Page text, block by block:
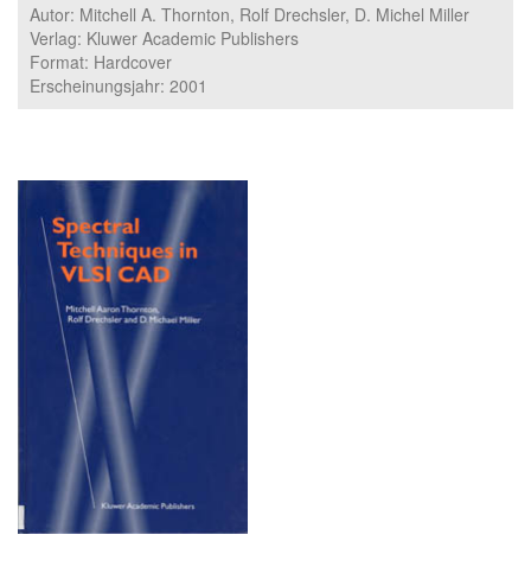
Autor: Mitchell A. Thornton, Rolf Drechsler, D. Michel Miller
Verlag: Kluwer Academic Publishers
Format: Hardcover
Erscheinungsjahr: 2001